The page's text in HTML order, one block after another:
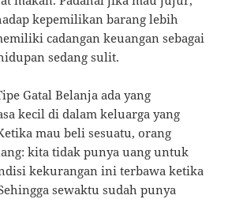
kepemilikan barang lebih
cadangan keuangan sebagai
sedang sulit.
Gatal Belanja ada yang
kecil di dalam keluarga yang
mau beli sesuatu, orang
kita tidak punya uang untuk
kekurangan ini terbawa ketika
sewaktu sudah punya